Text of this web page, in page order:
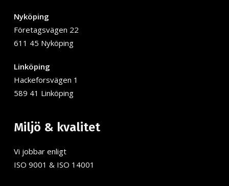
Nyköping
Företagsvägen 22
611 45 Nyköping
Linköping
Hackeforsvägen 1
589 41 Linköping
Miljö & kvalitet
Vi jobbar enligt
ISO 9001 & ISO 14001